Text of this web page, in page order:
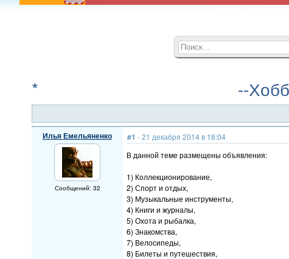
* --Хобби и
Илья Емельяненко
Сообщений: 32
#1 - 21 декабря 2014 в 18:04
В данной теме размещены объявления:
1) Коллекционирование,
2) Спорт и отдых,
3) Музыкальные инструменты,
4) Книги и журналы,
5) Охота и рыбалка,
6) Знакомства,
7) Велосипеды,
8) Билеты и путешествия,